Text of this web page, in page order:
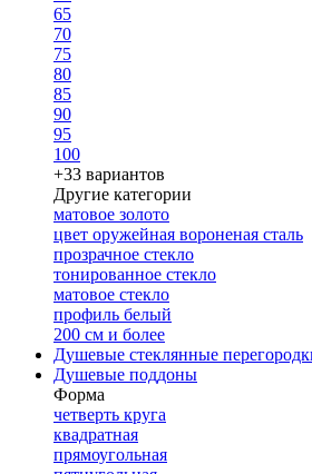
65
70
75
80
85
90
95
100
+33 вариантов
Другие категории
матовое золото
цвет оружейная вороненая сталь
прозрачное стекло
тонированное стекло
матовое стекло
профиль белый
200 см и более
Душевые стеклянные
Душевые поддоны
Форма
четверть круга
квадратная
прямоугольная